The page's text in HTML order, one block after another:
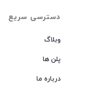
دسترسی سریع
وبلاگ
پلن ها
درباره ما